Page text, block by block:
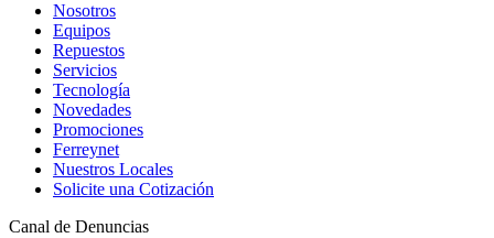
Nosotros
Equipos
Repuestos
Servicios
Tecnología
Novedades
Promociones
Ferreynet
Nuestros Locales
Solicite una Cotización
Canal de Denuncias